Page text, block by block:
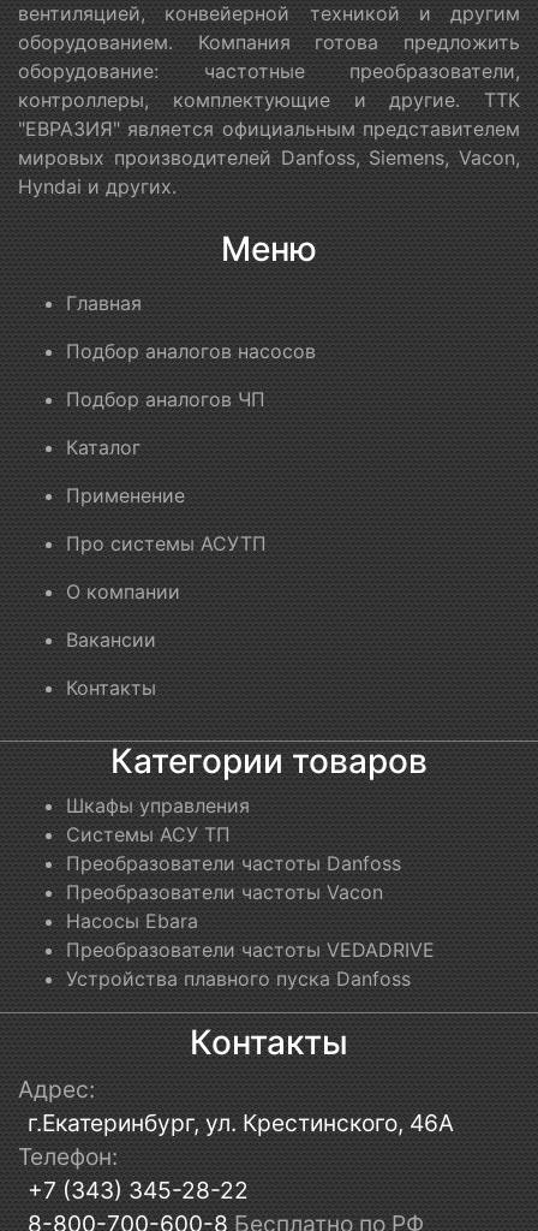
вентиляцией, конвейерной техникой и другим
оборудованием. Компания готова предложить
оборудование: частотные преобразователи,
контроллеры, комплектующие и другие. ТТК
"ЕВРАЗИЯ" является официальным представителем
мировых производителей Danfoss, Siemens, Vacon,
Hyndai и других.
Меню
Главная
Подбор аналогов насосов
Подбор аналогов ЧП
Каталог
Применение
Про системы АСУТП
О компании
Вакансии
Контакты
Категории товаров
Шкафы управления
Системы АСУ ТП
Преобразователи частоты Danfoss
Преобразователи частоты Vacon
Насосы Ebara
Преобразователи частоты VEDADRIVE
Устройства плавного пуска Danfoss
Контакты
Адрес:
г.Екатеринбург, ул. Крестинского, 46А
Телефон:
+7 (343) 345-28-22
8-800-700-600-8 Бесплатно по РФ